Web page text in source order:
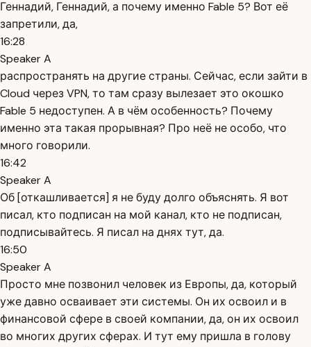
Геннадий, Геннадий, а почему именно Fable 5? Вот её
запретили, да,
16:28
Speaker A
распространять на другие страны. Сейчас, если зайти в
Cloud через VPN, то там сразу вылезает это окошко
Fable 5 недоступен. А в чём особенность? Почему
именно эта такая прорывная? Про неё не особо, что
много говорили.
16:42
Speaker A
Об [откашливается] я не буду долго объяснять. Я вот
писал, кто подписан на мой канал, кто не подписан,
подписывайтесь. Я писал на днях тут, да.
16:50
Speaker A
Просто мне позвонил человек из Европы, да, который
уже давно осваивает эти системы. Он их освоил и в
финансовой сфере в своей компании, да, он их освоил
во многих других сферах. И тут ему пришла в голову